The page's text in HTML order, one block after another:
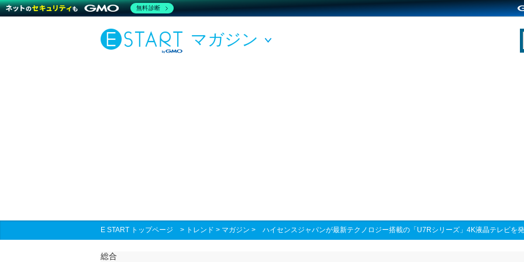
マガジン
E START トップページ > トレンド > マガジン > ハイセンスジャパンが最新テクノロジー搭載の「U7Rシリーズ」4K液晶テレビを
総合
無料診断